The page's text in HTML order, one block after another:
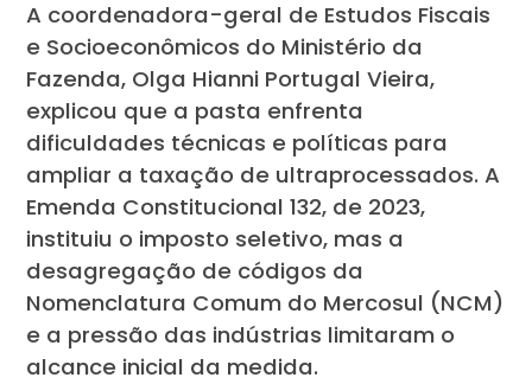
A coordenadora-geral de Estudos Fiscais
e Socioeconômicos do Ministério da
Fazenda, Olga Hianni Portugal Vieira,
explicou que a pasta enfrenta
dificuldades técnicas e políticas para
ampliar a taxação de ultraprocessados. A
Emenda Constitucional 132, de 2023,
instituiu o imposto seletivo, mas a
desagregação de códigos da
Nomenclatura Comum do Mercosul (NCM)
e a pressão das indústrias limitaram o
alcance inicial da medida.